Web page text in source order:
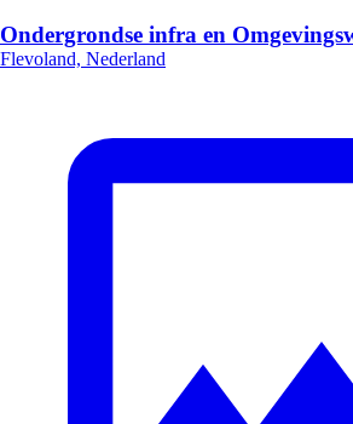
Ondergrondse infra en
Flevoland, Nederland